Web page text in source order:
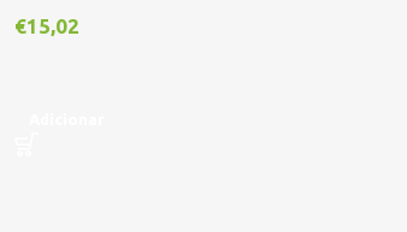
€15,02